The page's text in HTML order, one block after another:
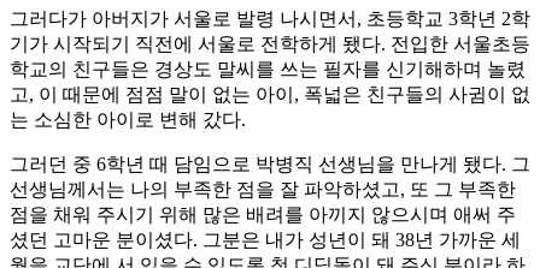
그러다가 아버지가 서울로 발령 나시면서, 초등학교 3학년 2학
기가 시작되기 직전에 서울로 전학하게 됐다. 전입한 서울초등
학교의 친구들은 경상도 말씨를 쓰는 필자를 신기해하며 놀렸
고, 이 때문에 점점 말이 없는 아이, 폭넓은 친구들의 사귐이 없
는 소심한 아이로 변해 갔다.
그러던 중 6학년 때 담임으로 박병직 선생님을 만나게 됐다. 그
선생님께서는 나의 부족한 점을 잘 파악하셨고, 또 그 부족한
점을 채워 주시기 위해 많은 배려를 아끼지 않으시며 애써 주
셨던 고마운 분이셨다. 그분은 내가 성년이 돼 38년 가까운 세